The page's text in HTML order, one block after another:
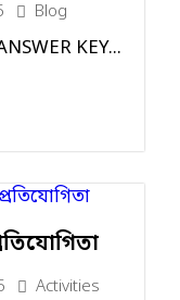
Blog
KEY...
Activities